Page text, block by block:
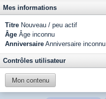
Mes informations
Titre Nouveau / peu actif
Âge Âge inconnu
Anniversaire Anniversaire inconnu
Contrôles utilisateur
Mon contenu